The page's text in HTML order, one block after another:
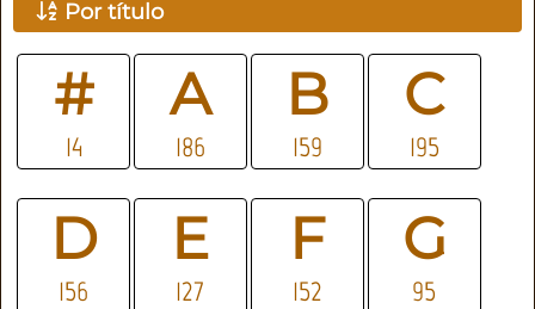
Por título
#
14
A
186
B
159
C
195
D
156
E
127
F
152
G
95